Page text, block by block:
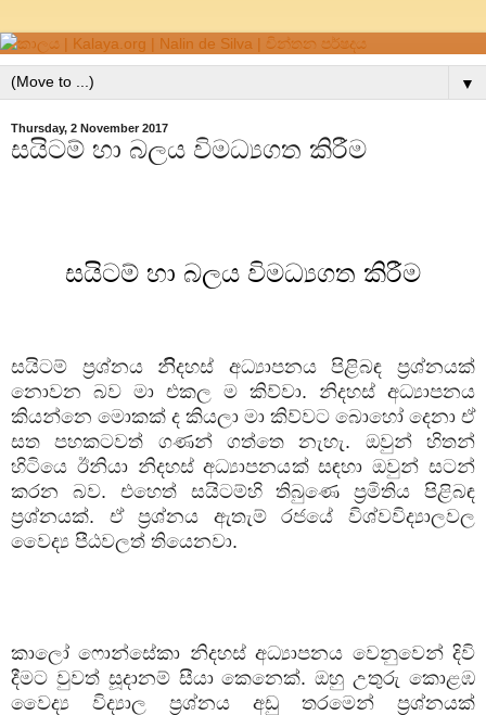
▼
Thursday, 2 November 2017
සයිටම් හා බලය විමධ්‍යගත කිරීම
සයිටම් හා බලය විමධ්‍යගත කිරීම
සයිටම් ප්‍රශ්නය නිිදහස් අධ්‍යාපනය පිළිබඳ ප්‍රශ්නයක්
නොවන බව මා එකල ම කිව්වා. නිදහස් අධ්‍යාපනය
කියන්නෙ මොකක් ද කියලා මා කිව්වට බොහෝ දෙනා ඒ
සත පහකටවත් ගණන් ගත්තෙ නැහැ. ඔවුන් හිතන්
හිටියෙ ඊනියා නිදහස් අධ්‍යාපනයක් සඳහා ඔවුන් සටන්
කරන බව. එහෙත් සයිටම්හි තිබුණෙ ප්‍රමිතිය පිළිබඳ
ප්‍රශ්නයක්. ඒ ප්‍රශ්නය ඇතැම් රජයේ විශ්වවිද්‍යාලවල
වෛද්‍ය පීඨවලත් තියෙනවා.
කාලෝ ෆොන්සේකා නිදහස් අධ්‍යාපනය වෙනුවෙන් දිවි
දීමට වුවත් සූදානම් සීයා කෙනෙක්. ඔහු උතුරු කොළඹ
වෛද්‍ය විද්‍යාල ප්‍රශ්නය අඩු තරමෙන් ප්‍රශ්නයක්